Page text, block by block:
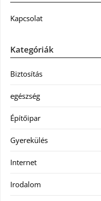
Kapcsolat
Kategóriák
Biztosítás
egészség
Építőipar
Gyerekülés
Internet
Irodalom